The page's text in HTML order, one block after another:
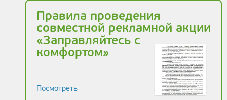
Правила проведения
совместной рекламной акции
«Заправляйтесь с
комфортом»
Посмотреть